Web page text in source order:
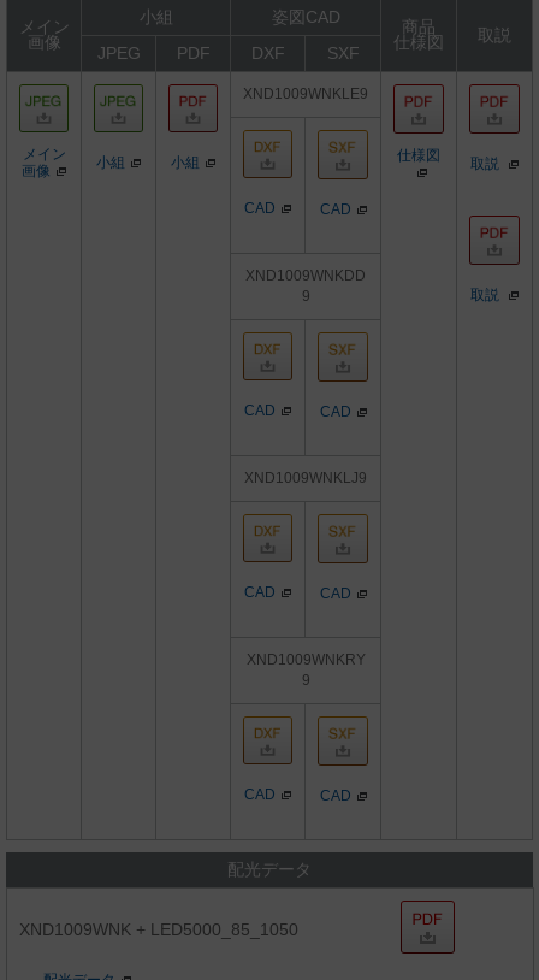
メイン
画像
小組 姿図CAD
商品
仕様図
取説
JPEG
PDF DXF SXF
メイン
画像
小組 小組
XND1009WNKLE9
仕様図 取説
取説
CAD CAD
XND1009WNKDD
9
CAD CAD
XND1009WNKLJ9
CAD CAD
XND1009WNKRY
9
CAD CAD
配光データ
XND1009WNK + LED5000_85_1050